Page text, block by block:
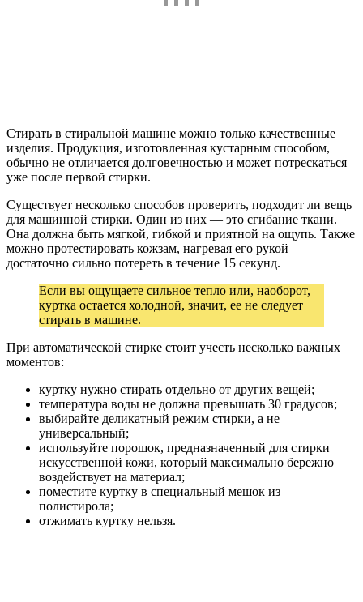
Стирать в стиральной машине можно только качественные
изделия. Продукция, изготовленная кустарным способом,
обычно не отличается долговечностью и может потрескаться
уже после первой стирки.
Существует несколько способов проверить, подходит ли вещь
для машинной стирки. Один из них — это сгибание ткани.
Она должна быть мягкой, гибкой и приятной на ощупь. Также
можно протестировать кожзам, нагревая его рукой —
достаточно сильно потереть в течение 15 секунд.
Если вы ощущаете сильное тепло или, наоборот,
куртка остается холодной, значит, ее не следует
стирать в машине.
При автоматической стирке стоит учесть несколько важных
моментов:
куртку нужно стирать отдельно от других вещей;
температура воды не должна превышать 30 градусов;
выбирайте деликатный режим стирки, а не
универсальный;
используйте порошок, предназначенный для стирки
искусственной кожи, который максимально бережно
воздействует на материал;
поместите куртку в специальный мешок из
полистирола;
отжимать куртку нельзя.